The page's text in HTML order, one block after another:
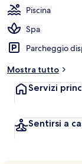
Piscina
Spa
Parcheggio
Mostra tutto
Servizi
Sentirsi a